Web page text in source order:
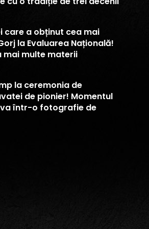
care a obținut cea mai
la Evaluarea Națională!
mai multe materii
la ceremonia de
de pionier! Momentul
într-o fotografie de